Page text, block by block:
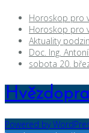
Horoskop pro
Horoskop pro
Aktuality
Doc. Ing.
sobota 20.
Powered by